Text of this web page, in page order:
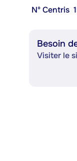
Nº Centris
Besoin
Visiter le